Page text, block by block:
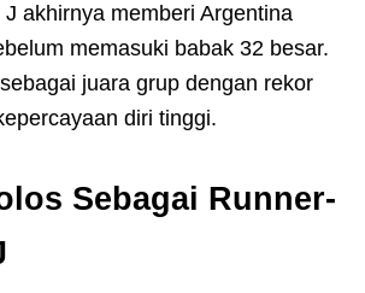
akhirnya memberi Argentina
memasuki babak 32 besar.
juara grup dengan rekor
diri tinggi.
Sebagai Runner-